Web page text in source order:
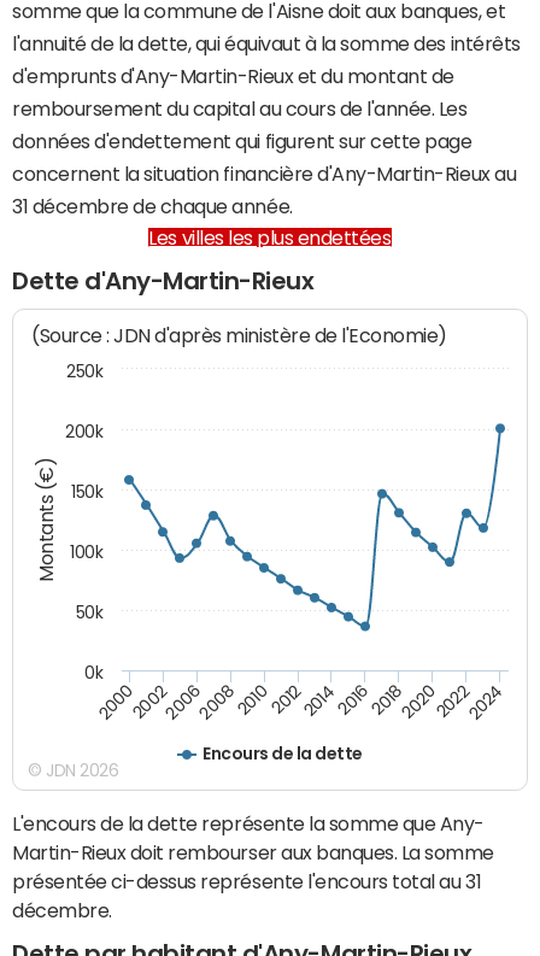
somme que la commune de l'Aisne doit aux banques, et
l'annuité de la dette, qui équivaut à la somme des intérêts
d'emprunts d'Any-Martin-Rieux et du montant de
remboursement du capital au cours de l'année. Les
données d'endettement qui figurent sur cette page
concernent la situation financière d'Any-Martin-Rieux au
31 décembre de chaque année.
Les villes les plus endettées
Dette d'Any-Martin-Rieux
Montants (€)
(Source : JDN d'après ministère de l'Economie)
Encours de la dette
200020022006200820102012201420162018202020222024
0k
50k
100k
150k
200k
250k
© JDN 2026
L'encours de la dette représente la somme que Any-
Martin-Rieux doit rembourser aux banques. La somme
présentée ci-dessus représente l'encours total au 31
décembre.